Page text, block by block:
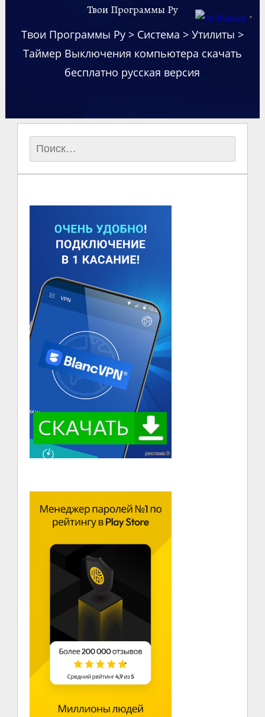
Твои Программы Ру
Твои Программы Ру> Система > Утилиты >
Таймер Выключения компьютера скачать
бесплатно русская версия
Найти:
Russian ▼